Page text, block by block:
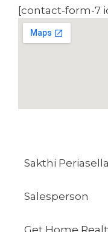
[contact-form-7
Sakthi
Salesperson
Get Home